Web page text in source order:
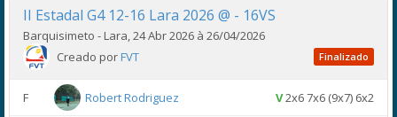
II Estadal G4 12-16 Lara 2026 @ - 16VS
Barquisimeto - Lara, 24 Abr 2026 à 26/04/2026
Creado porFVT Finalizado
F Robert Rodriguez V2x6 7x6 (9x7) 6x2